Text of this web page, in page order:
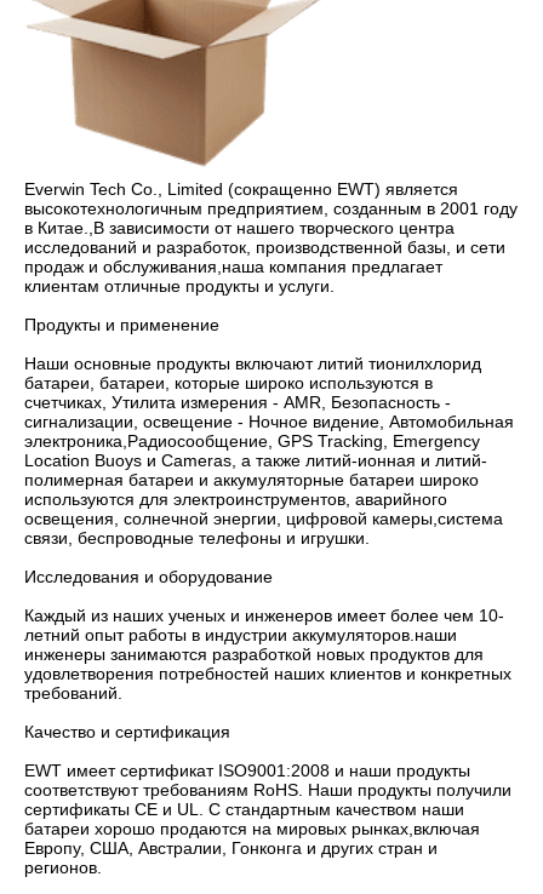
Everwin Tech Co., Limited (сокращенно EWT) является
высокотехнологичным предприятием, созданным в 2001 году
в Китае.,В зависимости от нашего творческого центра
исследований и разработок, производственной базы, и сети
продаж и обслуживания,наша компания предлагает
клиентам отличные продукты и услуги.
Продукты и применение
Наши основные продукты включают литий тионилхлорид
батареи, батареи, которые широко используются в
счетчиках, Утилита измерения - AMR, Безопасность -
сигнализации, освещение - Ночное видение, Автомобильная
электроника,Радиосообщение, GPS Tracking, Emergency
Location Buoys и Cameras, а также литий-ионная и литий-
полимерная батареи и аккумуляторные батареи широко
используются для электроинструментов, аварийного
освещения, солнечной энергии, цифровой камеры,система
связи, беспроводные телефоны и игрушки.
Исследования и оборудование
Каждый из наших ученых и инженеров имеет более чем 10-
летний опыт работы в индустрии аккумуляторов.наши
инженеры занимаются разработкой новых продуктов для
удовлетворения потребностей наших клиентов и конкретных
требований.
Качество и сертификация
EWT имеет сертификат ISO9001:2008 и наши продукты
соответствуют требованиям RoHS. Наши продукты получили
сертификаты CE и UL. С стандартным качеством наши
батареи хорошо продаются на мировых рынках,включая
Европу, США, Австралии, Гонконга и других стран и
регионов.